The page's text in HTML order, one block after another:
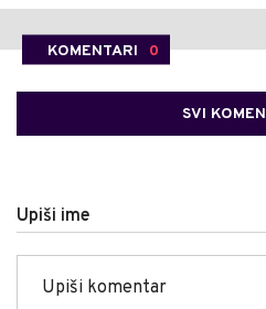
KOMENTARI 0
SVI
Upiši ime